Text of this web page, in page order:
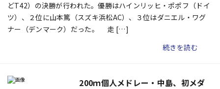
どT42）の決勝が行われた。優勝はハインリッヒ・ポポフ（ドイ
ツ）、２位に山本篤（スズキ浜松AC）、３位はダニエル・ワグ
ナー（デンマーク）だった。 走 […]
続きを読む
200ｍ個人メドレー・中島、初メダ